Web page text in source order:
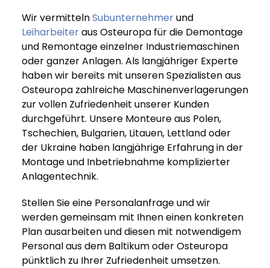
Wir vermittelnSubunternehmerund
Leiharbeiteraus Osteuropa für die Demontage
und Remontage einzelner Industriemaschinen
oder ganzer Anlagen. Als langjähriger Experte
haben wir bereits mit unseren Spezialisten aus
Osteuropa zahlreiche Maschinenverlagerungen
zur vollen Zufriedenheit unserer Kunden
durchgeführt. Unsere Monteure aus Polen,
Tschechien, Bulgarien, Litauen, Lettland oder
der Ukraine haben langjährige Erfahrung in der
Montage und Inbetriebnahme komplizierter
Anlagentechnik.
Stellen Sie eine Personalanfrage und wir
werden gemeinsam mit Ihnen einen konkreten
Plan ausarbeiten und diesen mit notwendigem
Personal aus dem Baltikum oder Osteuropa
pünktlich zu Ihrer Zufriedenheit umsetzen.